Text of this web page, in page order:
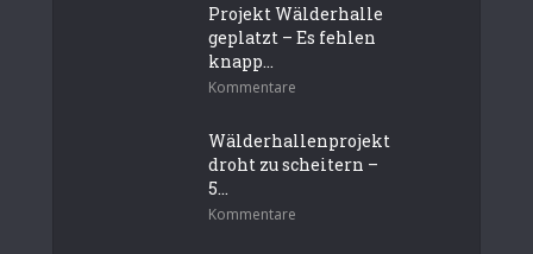
Projekt Wälderhalle
geplatzt – Es fehlen
knapp...
Kommentare
Wälderhallenprojekt
droht zu scheitern –
5...
Kommentare